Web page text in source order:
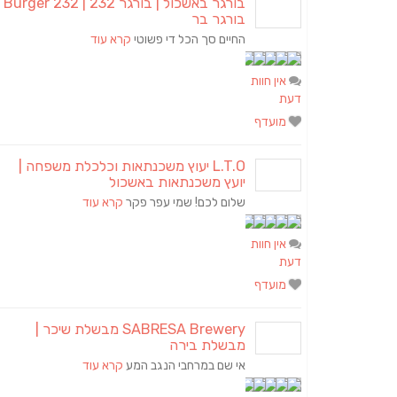
בורגר בר
החיים סך הכל די פשוטי קרא עוד
אין חוות
דעת
מועדף
L.T.O יעוץ משכנתאות וכלכלת משפחה |
יועץ משכנתאות באשכול
שלום לכם! שמי עפר פקר קרא עוד
אין חוות
דעת
מועדף
SABRESA Brewery מבשלת שיכר |
מבשלת בירה
אי שם במרחבי הנגב המע קרא עוד